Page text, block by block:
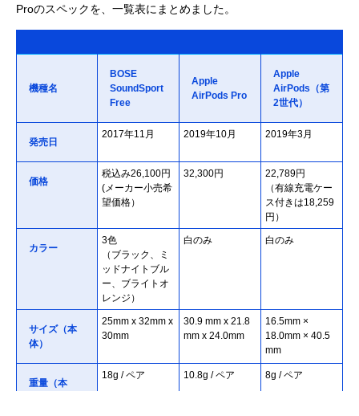
Proのスペックを、一覧表にまとめました。
機種名
BOSE
SoundSport
Free
Apple
AirPods Pro
Apple
AirPods（第
2世代）
発売日
2017年11月 2019年10月 2019年3月
価格
税込み26,100円
(メーカー小売希
望価格）
32,300円
22,789円
（有線充電ケー
ス付きは18,259
円）
カラー
3色
（ブラック、ミ
ッドナイトブル
ー、ブライトオ
レンジ）
白のみ 白のみ
サイズ（本
体）
25mm x 32mm x
30mm
30.9 mm x 21.8
mm x 24.0mm
16.5mm ×
18.0mm × 40.5
mm
重量（本
18g / ペア 10.8g / ペア 8g / ペア